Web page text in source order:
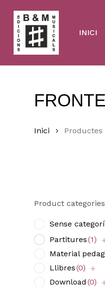
main
content
INICI
Inici Productes
Product categories
Sense
Partitures(1)
Material
Llibres(0)
Download (0)